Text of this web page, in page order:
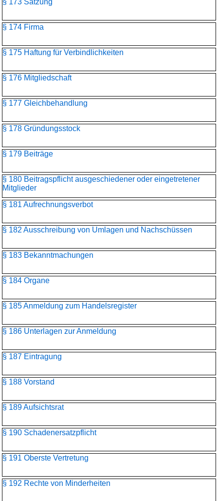
§ 173 Satzung
§ 174 Firma
§ 175 Haftung für Verbindlichkeiten
§ 176 Mitgliedschaft
§ 177 Gleichbehandlung
§ 178 Gründungsstock
§ 179 Beiträge
§ 180 Beitragspflicht ausgeschiedener oder eingetretener
Mitglieder
§ 181 Aufrechnungsverbot
§ 182 Ausschreibung von Umlagen und Nachschüssen
§ 183 Bekanntmachungen
§ 184 Organe
§ 185 Anmeldung zum Handelsregister
§ 186 Unterlagen zur Anmeldung
§ 187 Eintragung
§ 188 Vorstand
§ 189 Aufsichtsrat
§ 190 Schadenersatzpflicht
§ 191 Oberste Vertretung
§ 192 Rechte von Minderheiten